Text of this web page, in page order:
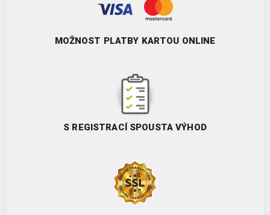
MOŽNOST PLATBY KARTOU ONLINE
S REGISTRACÍ SPOUSTA VÝHOD